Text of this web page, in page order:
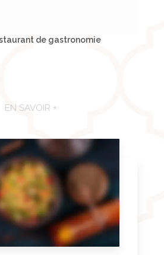
de gastronomie
EN SAVOIR +